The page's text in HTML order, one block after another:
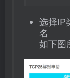
选择IP
名
如下图